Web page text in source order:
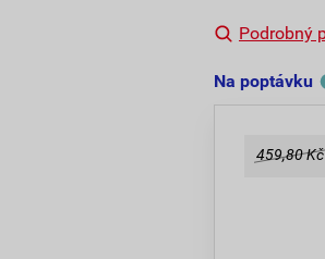
Podrobný
Na poptávku
459,80 Kč